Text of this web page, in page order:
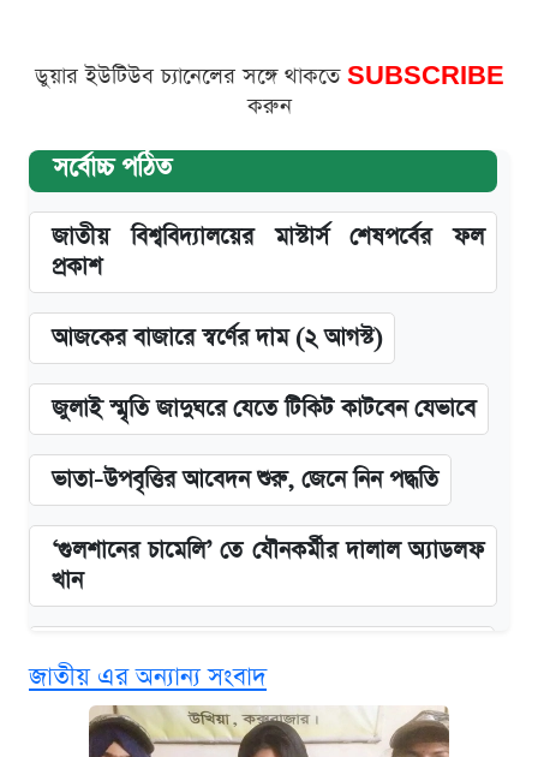
ডুয়ার ইউটিউব চ্যানেলের সঙ্গে থাকতে SUBSCRIBE
করুন
সর্বোচ্চ পঠিত
জাতীয় বিশ্ববিদ্যালয়ের মাস্টার্স শেষপর্বের ফল
প্রকাশ
আজকের বাজারে স্বর্ণের দাম (২ আগস্ট)
জুলাই স্মৃতি জাদুঘরে যেতে টিকিট কাটবেন যেভাবে
ভাতা-উপবৃত্তির আবেদন শুরু, জেনে নিন পদ্ধতি
‘গুলশানের চামেলি’ তে যৌনকর্মীর দালাল অ্যাডলফ
খান
এক ক্লিকে জেনে নিন আইফোন ১৮ প্রো ম্যাক্সের
জাতীয় এর অন্যান্য সংবাদ